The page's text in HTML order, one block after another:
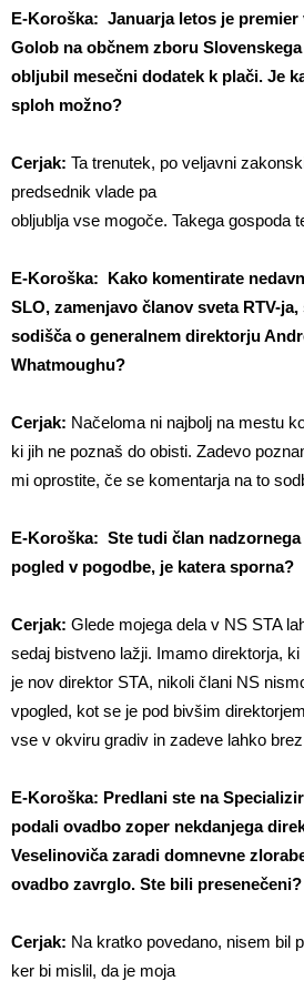
E-Koroška: Januarja letos je premier
Golob na občnem zboru
obljubil mesečni dodatek k plači. Je
sploh možno?
Cerjak: Ta trenutek, po veljavni
predsednik vlade pa
obljublja vse mogoče. Takega gospoda
E-Koroška: Kako komentirate
SLO, zamenjavo članov sveta RTV-
sodišča o generalnem direktorju
Whatmoughu?
Cerjak: Načeloma ni najbolj na mestu
ki jih ne poznaš do obisti. Zadevo
mi oprostite, če se komentarja na to
E-Koroška: Ste tudi član nadzornega
pogled v pogodbe, je katera sporna?
Cerjak: Glede mojega dela v NS STA
sedaj bistveno lažji. Imamo direktorja,
je nov direktor STA, nikoli člani NS
vpogled, kot se je pod bivšim
vse v okviru gradiv in zadeve lahko
E-Koroška: Predlani ste na
podali ovadbo zoper nekdanjega
Veselinoviča zaradi domnevne
ovadbo zavrglo. Ste bili presenečeni?
Cerjak: Na kratko povedano, nisem bil
ker bi mislil, da je moja